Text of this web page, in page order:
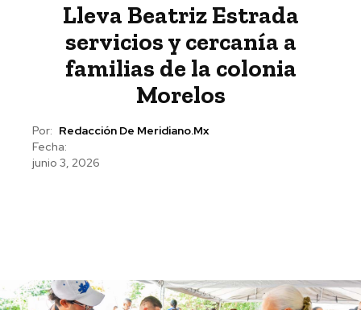
Lleva Beatriz Estrada
servicios y cercanía a
familias de la colonia
Morelos
Por: Redacción De Meridiano.mx
Fecha:
junio 3, 2026